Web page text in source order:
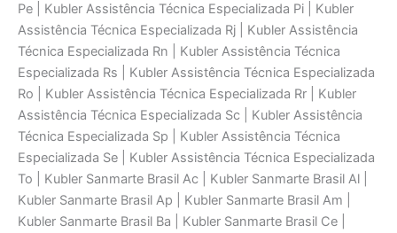
Pe | Kubler Assistência Técnica Especializada Pi | Kubler
Assistência Técnica Especializada Rj | Kubler Assistência
Técnica Especializada Rn | Kubler Assistência Técnica
Especializada Rs | Kubler Assistência Técnica Especializada
Ro | Kubler Assistência Técnica Especializada Rr | Kubler
Assistência Técnica Especializada Sc | Kubler Assistência
Técnica Especializada Sp | Kubler Assistência Técnica
Especializada Se | Kubler Assistência Técnica Especializada
To | Kubler Sanmarte Brasil Ac | Kubler Sanmarte Brasil Al |
Kubler Sanmarte Brasil Ap | Kubler Sanmarte Brasil Am |
Kubler Sanmarte Brasil Ba | Kubler Sanmarte Brasil Ce |